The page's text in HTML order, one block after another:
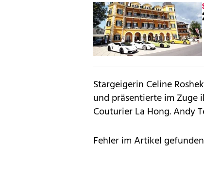
Stargeigerin Celine
und präsentierte im Zuge
Couturier La Hong. Andy
Fehler im Artikel